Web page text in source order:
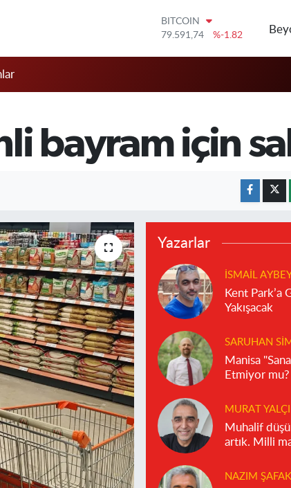
45,43620
EURO
6862,09000
BİST100
14.598,00
bayram için
Yazarlar
İSMAIL
Kent Park’a
Yakışacak
SARUHAN
Manisa
Etmiyor mu?
MURAT
Muhalif
artık. Milli
NAZIM ŞAFAK